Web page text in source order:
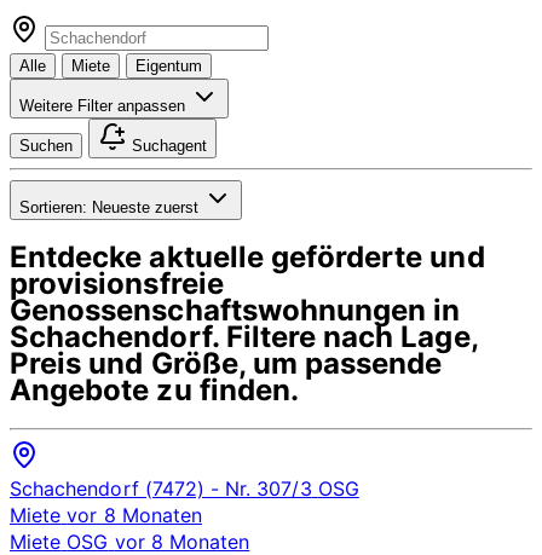
Alle Miete Eigentum
Weitere Filter anpassen
Suchen Suchagent
Sortieren: Neueste zuerst
Entdecke aktuelle geförderte und
provisionsfreie
Genossenschaftswohnungen in
Schachendorf. Filtere nach Lage,
Preis und Größe, um passende
Angebote zu finden.
Schachendorf (7472) - Nr. 307/3 OSG
Miete vor 8 Monaten
Miete OSG vor 8 Monaten